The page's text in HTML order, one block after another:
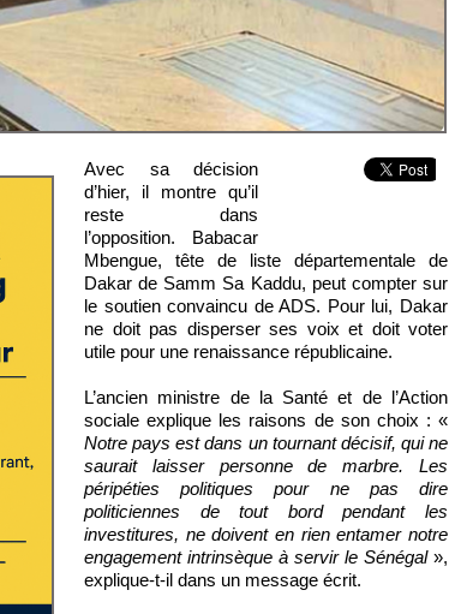
Avec sa décision
d’hier, il montre qu’il
reste dans
l’opposition. Babacar
Mbengue, tête de liste départementale de
Dakar de Samm Sa Kaddu, peut compter sur
le soutien convaincu de ADS. Pour lui, Dakar
ne doit pas disperser ses voix et doit voter
utile pour une renaissance républicaine.
L’ancien ministre de la Santé et de l’Action
sociale explique les raisons de son choix : «
Notre pays est dans un tournant décisif, qui ne
saurait laisser personne de marbre. Les
péripéties politiques pour ne pas dire
politiciennes de tout bord pendant les
investitures, ne doivent en rien entamer notre
engagement intrinsèque à servir le Sénégal »,
explique-t-il dans un message écrit.